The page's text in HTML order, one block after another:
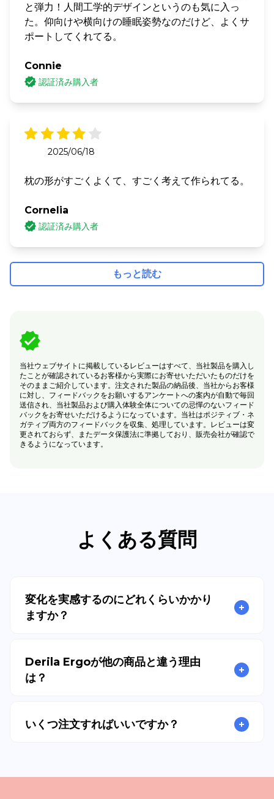
と弾力！人間工学的デザインというのも気に入っ
た。仰向けや横向けの睡眠姿勢なのだけど、よくサ
ポートしてくれてる。
Connie
認証済み購入者
2025/06/18
枕の形がすごくよくて、すごく考えて作られてる。
Cornelia
認証済み購入者
もっと読む
当社ウェブサイトに掲載しているレビューはすべて、当社製品を購入し
たことが確認されているお客様から実際にお寄せいただいたものだけを
そのままご紹介しています。注文された製品の納品後、当社からお客様
に対し、フィードバックをお願いするアンケートへの案内が自動で毎回
送信され、当社製品および購入体験全体についての忌憚のないフィード
バックをお寄せいただけるようになっています。当社はポジティブ・ネ
ガティブ両方のフィードバックを収集、処理しています。レビューは変
更されておらず、またデータ保護法に準拠しており、販売会社が確認で
きるようになっています。
よくある質問
変化を実感するのにどれくらいかかり
ますか？
Derila Ergoが他の商品と違う理由
は？
いくつ注文すればいいですか？